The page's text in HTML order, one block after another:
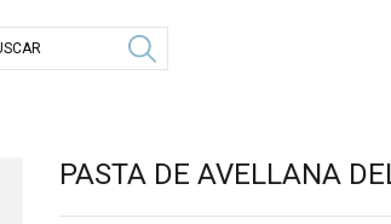
PASTA DE AVELLANA